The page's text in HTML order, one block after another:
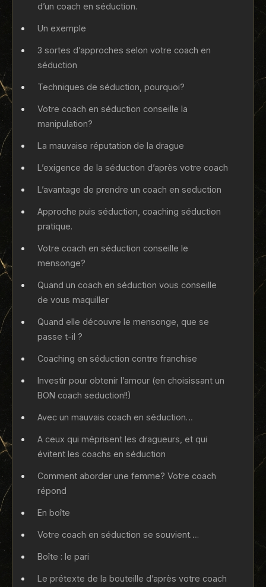
d’un coach en séduction.
Un exemple
3 sortes d’approches selon votre coach en
séduction
Techniques de séduction, pourquoi?
Votre coach en séduction conseille la
manipulation?
La mauvaise réputation de la drague
L’exigence de la séduction d’après votre coach
L’avantage de prendre un coach en seduction
Approche puis séduction, coaching séduction
pratique.
Votre coach en séduction conseille le
mensonge?
Quand un coach en séduction vous conseille
de vous maquiller
Quand elle découvre le mensonge, que se
passe t-il ?
Coaching en séduction contre franchise
Investir pour obtenir l’amour (en choisissant un
BON coach seduction!!)
Avec un mauvais coach en séduction…
A ceux qui méprisent les dragueurs, et qui
évitent les coachs en séduction
Comment aborder une femme? Votre coach
répond
En boîte
Votre coach en séduction se souvient….
Boîte : le pari
Le prétexte de la bouteille d’après votre coach